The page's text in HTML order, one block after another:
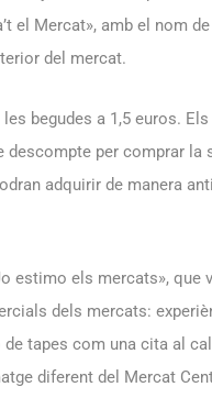
el Mercat», amb el nom
del mercat.
begudes a 1,5 euros.
per comprar la
adquirir de manera
estimo els mercats»,
dels mercats:
tapes com una cita al
diferent del Mercat